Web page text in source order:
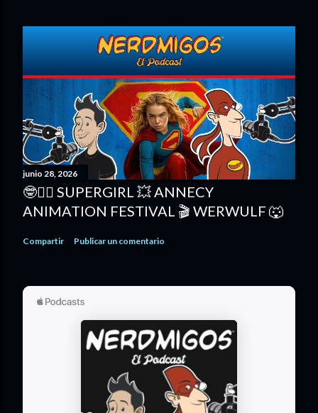
junio 28, 2026
🤓🦸‍♀️ SUPERGIRL 💥 ANNECY
ANIMATION FESTIVAL 🎬 WERWULF 🐺
Compartir Publicar un comentario